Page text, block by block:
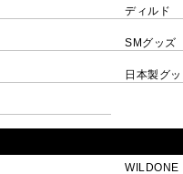
ディルド
SMグッズ
日本製グ
WILDONE